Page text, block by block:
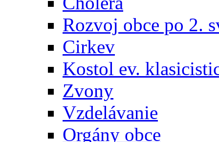
Rozvoj obce po 2.
Cirkev
Kostol ev.
Zvony
Vzdelávanie
Orgány obce